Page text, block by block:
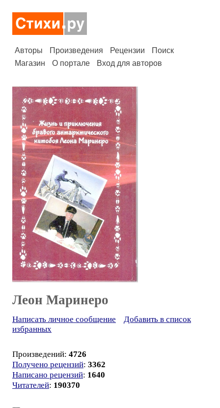
Авторы Произведения Рецензии
Поиск
Магазин
О портале Вход для авторов
Леон Маринеро
Написать личное сообщение
Добавить в список
избранных
Произведений: 4726
Получено рецензий: 3362
Написано рецензий: 1640
Читателей: 190370